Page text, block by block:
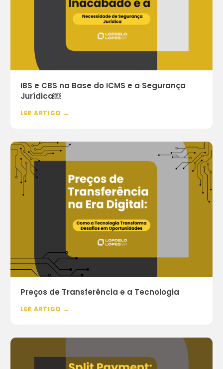
IBS e CBS na Base do ICMS e a Segurança
Jurídica￼
LER ARTIGO →
Preços de Transferência e a Tecnologia
LER ARTIGO →